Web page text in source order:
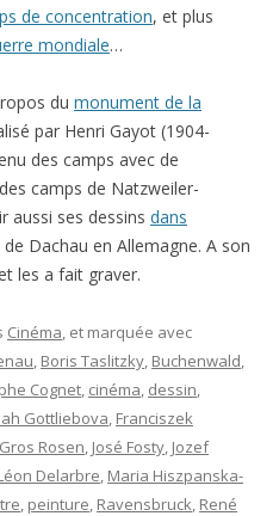
de concentration, et plus
mondiale…
du monument de la
par Henri Gayot (1904-
des camps avec de
des camps de Natzweiler-
aussi ses dessins dans
de Dachau en Allemagne. A son
les a fait graver.
Cinéma, et marquée avec
, Boris Taslitzky, Buchenwald,
Cognet, cinéma, dessin,
Gottliebova, Franciszek
Gros Rosen, José Fosty, Jozef
Delarbre, Maria Hiszpanska-
, peinture, Ravensbruck, René